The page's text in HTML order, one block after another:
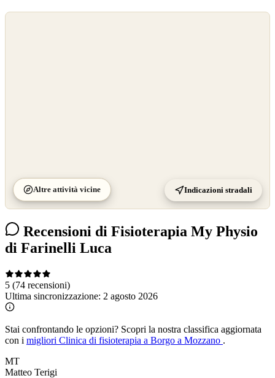
Altre attività vicine Indicazioni stradali
Recensioni di Fisioterapia My Physio
di Farinelli Luca
5 (74 recensioni)
Ultima sincronizzazione: 2 agosto 2026
Stai confrontando le opzioni? Scopri la nostra classifica aggiornata
con i migliori Clinica di fisioterapia a Borgo a Mozzano .
MT
Matteo Terigi